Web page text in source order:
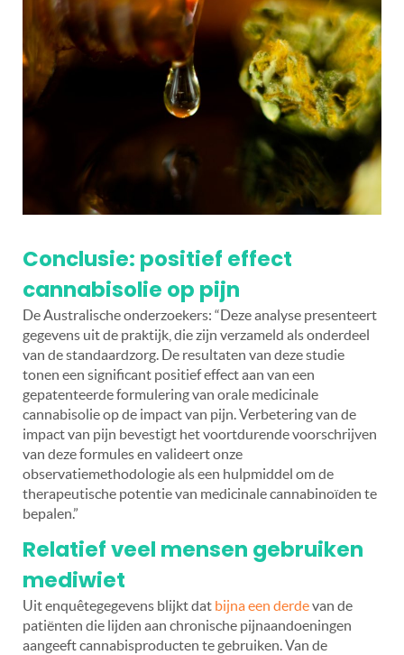
Conclusie: positief effect
cannabisolie op pijn
De Australische onderzoekers: “Deze analyse presenteert
gegevens uit de praktijk, die zijn verzameld als onderdeel
van de standaardzorg. De resultaten van deze studie
tonen een significant positief effect aan van een
gepatenteerde formulering van orale medicinale
cannabisolie op de impact van pijn. Verbetering van de
impact van pijn bevestigt het voortdurende voorschrijven
van deze formules en valideert onze
observatiemethodologie als een hulpmiddel om de
therapeutische potentie van medicinale cannabinoïden te
bepalen.”
Relatief veel mensen gebruiken
mediwiet
Uit enquêtegegevens blijkt dat bijna een derdevan de
patiënten die lijden aan chronische pijnaandoeningen
aangeeft cannabisproducten te gebruiken. Van de